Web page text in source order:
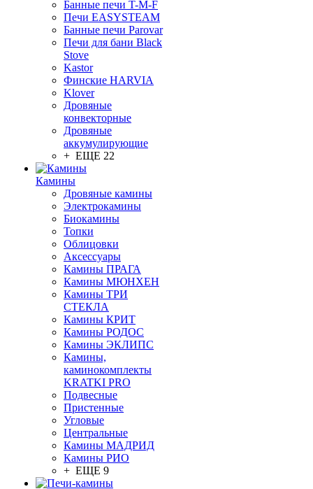
Банные печи T-M-F
Печи EASYSTEAM
Банные печи Parovar
Печи для бани Black
Stove
Kastor
Финские HARVIA
Klover
Дровяные
конвекторные
Дровяные
аккумулирующие
+ ЕЩЕ 22
Камины
Дровяные камины
Электрокамины
Биокамины
Топки
Облицовки
Аксессуары
Камины ПРАГА
Камины МЮНХЕН
Камины ТРИ
СТЕКЛА
Камины КРИТ
Камины РОДОС
Камины ЭКЛИПС
Камины,
каминокомплекты
KRATKI PRO
Подвесные
Пристенные
Угловые
Центральные
Камины МАДРИД
Камины РИО
+ ЕЩЕ 9